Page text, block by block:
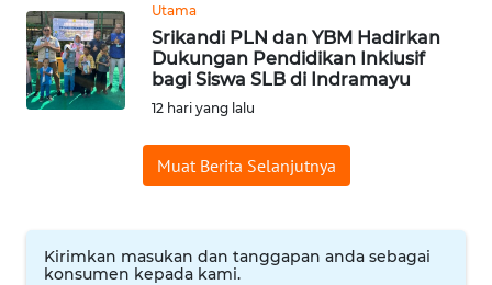
Utama
Srikandi PLN dan YBM Hadirkan
Dukungan Pendidikan Inklusif
bagi Siswa SLB di Indramayu
12 hari yang lalu
Muat Berita Selanjutnya
Kirimkan masukan dan tanggapan anda sebagai
konsumen kepada kami.
WN
CIREBON
KUNINGAN